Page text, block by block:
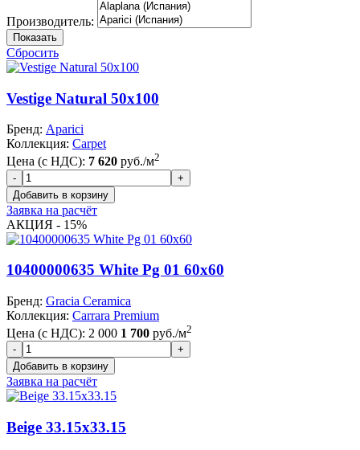
Производитель:
Показать
Сбросить
Vestige Natural 50x100
Бренд: Aparici
Коллекция: Carpet
Цена (с НДС): 7 620 руб./м2
Заявка на расчёт
АКЦИЯ - 15%
10400000635 White Pg 01 60x60
Бренд: Gracia Ceramica
Коллекция: Carrara Premium
Цена (с НДС): 2 000 1 700 руб./м2
Заявка на расчёт
Beige 33.15x33.15